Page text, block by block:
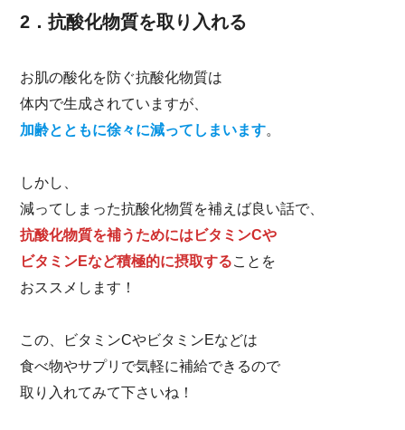
2．抗酸化物質を取り入れる
お肌の酸化を防ぐ抗酸化物質は
体内で生成されていますが、
加齢とともに徐々に減ってしまいます。
しかし、
減ってしまった抗酸化物質を補えば良い話で、
抗酸化物質を補うためにはビタミンCや
ビタミンEなど積極的に摂取することを
おススメします！
この、ビタミンCやビタミンEなどは
食べ物やサプリで気軽に補給できるので
取り入れてみて下さいね！